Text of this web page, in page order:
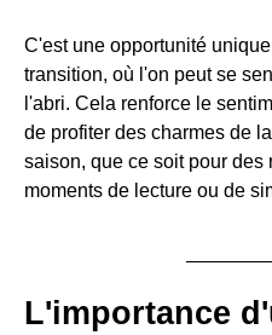
C'est une opportunité
transition, où l'on peut se
l'abri. Cela renforce le
de profiter des charmes de
saison, que ce soit pour des
moments de lecture ou de
L'importance